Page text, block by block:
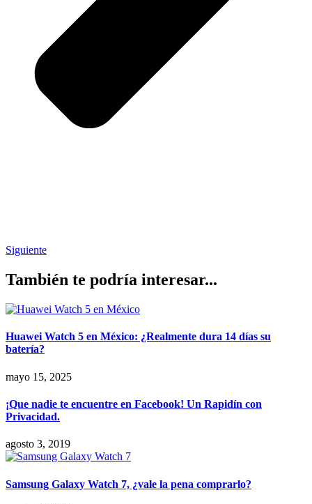
Siguiente
También te podría interesar...
Huawei Watch 5 en México: ¿Realmente dura 14 días su
batería?
mayo 15, 2025
¡Que nadie te encuentre en Facebook! Un Rapidín con
Privacidad.
agosto 3, 2019
Samsung Galaxy Watch 7, ¿vale la pena comprarlo?